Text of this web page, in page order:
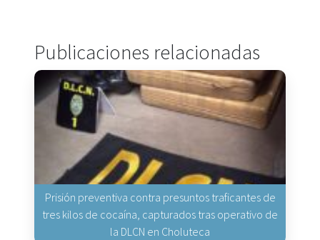
Publicaciones relacionadas
Prisión preventiva contra presuntos traficantes de
tres kilos de cocaína, capturados tras operativo de
la DLCN en Choluteca